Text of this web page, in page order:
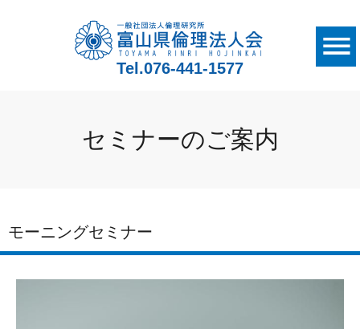
Tel.076-441-1577
セミナーのご案内
モーニングセミナー